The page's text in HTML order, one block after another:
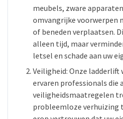
meubels, zware
omvangrijke voorwerpen
of beneden verplaatsen.
alleen tijd, maar
letsel en schade aan uw
Veiligheid: Onze ladderlift
ervaren professionals die
veiligheidsmaatregelen
probleemloze verhuizing